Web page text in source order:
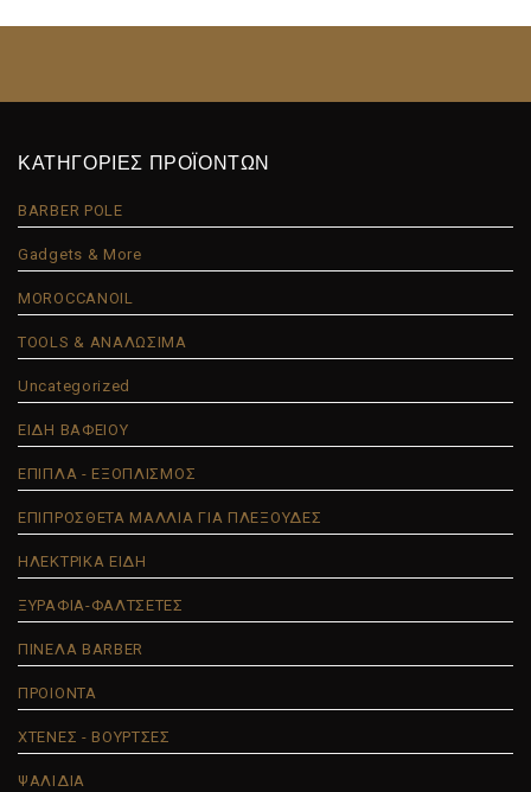
ΚΑΤΗΓΟΡΙΕΣ ΠΡΟΪΟΝΤΩΝ
BARBER POLE
Gadgets & More
MOROCCANOIL
TOOLS & ΑΝΑΛΩΣΙΜΑ
Uncategorized
ΕΙΔΗ ΒΑΦΕΙΟΥ
ΕΠΙΠΛΑ - ΕΞΟΠΛΙΣΜΟΣ
ΕΠΙΠΡΟΣΘΕΤΑ ΜΑΛΛΙΑ ΓΙΑ ΠΛΕΞΟΥΔΕΣ
ΗΛΕΚΤΡΙΚΑ ΕΙΔΗ
ΞΥΡΑΦΙΑ-ΦΑΛΤΣΕΤΕΣ
ΠΙΝΕΛΑ BARBER
ΠΡΟΙΟΝΤΑ
ΧΤΕΝΕΣ - ΒΟΥΡΤΣΕΣ
ΨΑΛΙΔΙΑ